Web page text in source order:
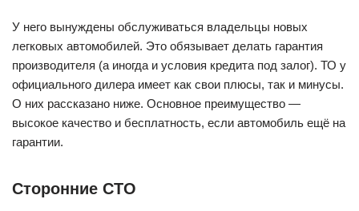
У него вынуждены обслуживаться владельцы новых
легковых автомобилей. Это обязывает делать гарантия
производителя (а иногда и условия кредита под залог). ТО у
официального дилера имеет как свои плюсы, так и минусы.
О них рассказано ниже. Основное преимущество —
высокое качество и бесплатность, если автомобиль ещё на
гарантии.
Сторонние СТО